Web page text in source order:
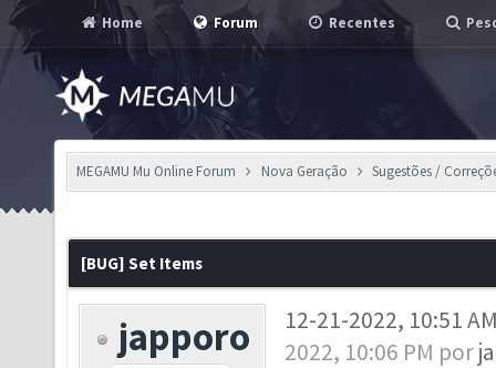
Home Forum Recentes
MEGAMU Mu Online Forum Nova Geração Sugestões /
[BUG] Set Items
japporo
12-21-2022, 10:51
2022, 10:06 PM por